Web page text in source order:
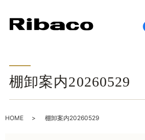
棚卸案内20260529
HOME 棚卸案内20260529